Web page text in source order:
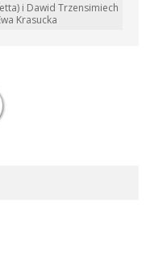
i Dawid Trzensimiech
Krasucka